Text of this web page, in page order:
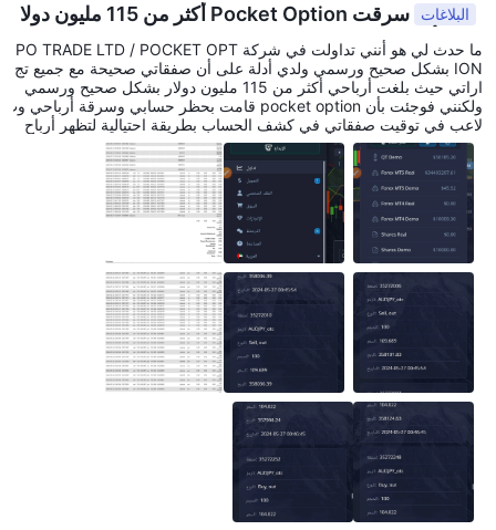
البلاغات
سرقت Pocket Option أكثر من 115 مليون دولا
ر من أرباحي
ما حدث لي هو أنني تداولت في شركة PO TRADE LTD / POCKET OPT
ION بشكل صحيح ورسمي ولدي أدلة على أن صفقاتي صحيحة مع جميع تج
اراتي حيث بلغت أرباحي أكثر من 115 مليون دولار بشكل صحيح ورسمي
ولكنني فوجئت بأن pocket option قامت بحظر حسابي وسرقة أرباحي وت
لاعب في توقيت صفقاتي في كشف الحساب بطريقة احتيالية لتظهر أرباح
ي بسبب خلل تقني ولكن pocket option لا يعلم أن لدي لقطات شاشة م
وثقة لجميع صفقاتي داخل التطبيق في حسابي والتي تثبت التوقيت الصحيح
وصحة صفقاتي وأرباحي وبالتالي فإن الاحتيال الذي يقوم به pocket optio
n لن يفيده ولن أتنازل عن حقي على الإطلاق وسأستمر في المطالبة بحقي
حتى استعيد جميع أرباحي. حيث يمكن أن يتسبب التداول في خسارة ملايين
الدولارات وأيضًا في كسب ملايين الدولارات وبالتالي ليس لأي شركة الحق
في مصادرة أرباح أي عميل.